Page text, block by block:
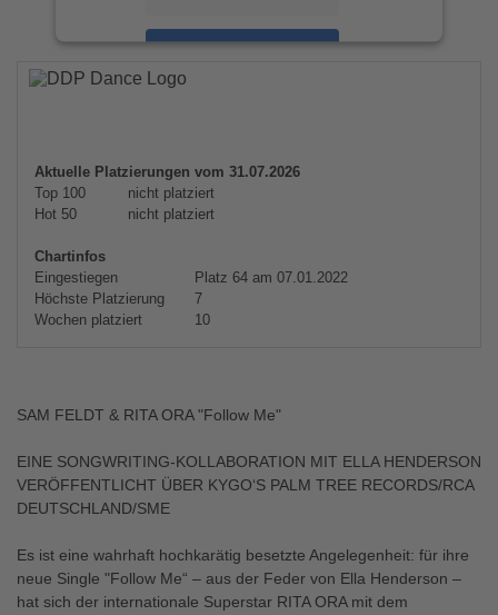
Akzeptieren
powered by
Aktuelle Platzierungen vom 31.07.2026
Top 100
nicht platziert
Hot 50
nicht platziert
Chartinfos
Eingestiegen
Platz 64 am 07.01.2022
Höchste Platzierung
7
Wochen platziert
10
SAM FELDT & RITA ORA "Follow Me"
EINE SONGWRITING-KOLLABORATION MIT ELLA HENDERSON
VERÖFFENTLICHT ÜBER KYGO‘S PALM TREE RECORDS/RCA
DEUTSCHLAND/SME
Es ist eine wahrhaft hochkarätig besetzte Angelegenheit: für ihre
neue Single "Follow Me“ – aus der Feder von Ella Henderson –
hat sich der internationale Superstar RITA ORA mit dem